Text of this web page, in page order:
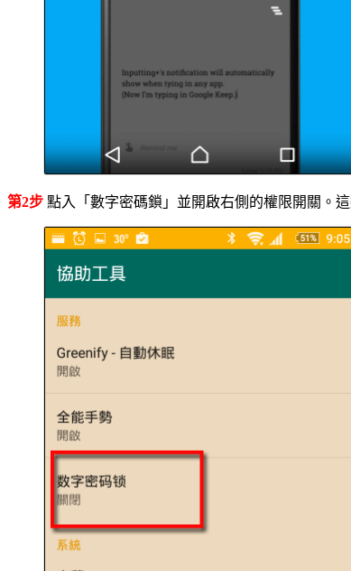
第2步 點入「數字密碼鎖」並開啟右側的權限開關。